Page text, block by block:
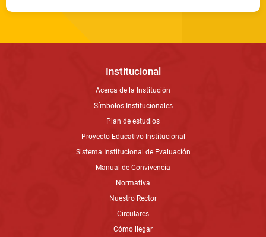
Institucional
Acerca de la Institución
Símbolos Institucionales
Plan de estudios
Proyecto Educativo Institucional
Sistema Institucional de Evaluación
Manual de Convivencia
Normativa
Nuestro Rector
Circulares
Cómo llegar